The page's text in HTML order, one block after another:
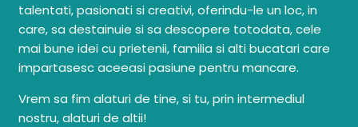
talentati, pasionati si creativi, oferindu-le un loc, in
care, sa destainuie si sa descopere totodata, cele
mai bune idei cu prietenii, familia si alti bucatari care
impartasesc aceeasi pasiune pentru mancare.
Vrem sa fim alaturi de tine, si tu, prin intermediul
nostru, alaturi de altii!